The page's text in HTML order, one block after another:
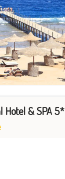
Hotel & SPA 5*